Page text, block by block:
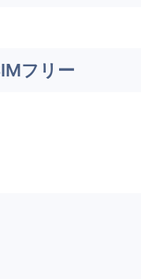
フリー